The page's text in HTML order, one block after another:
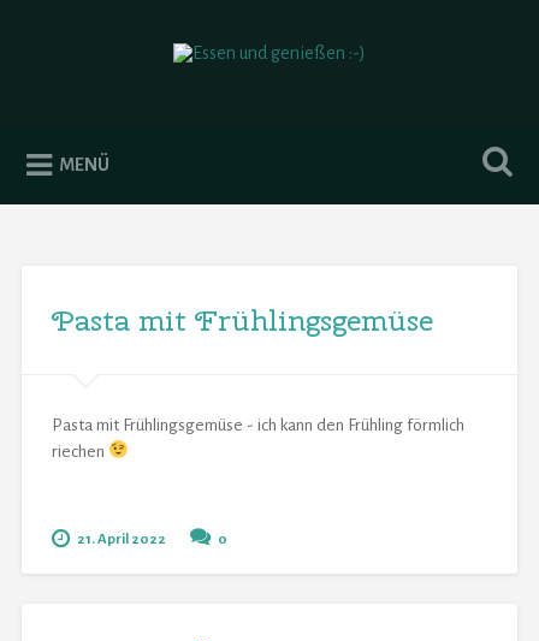
MENÜ
Pasta mit Frühlingsgemüse
Pasta mit Frühlingsgemüse - ich kann den Frühling förmlich
riechen
21. April 2022 0